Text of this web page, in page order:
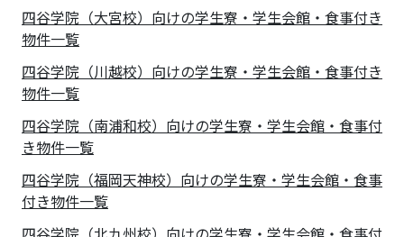
四谷学院（大宮校）向けの学生寮・学生会館・食事付き
物件一覧
四谷学院（川越校）向けの学生寮・学生会館・食事付き
物件一覧
四谷学院（南浦和校）向けの学生寮・学生会館・食事付
き物件一覧
四谷学院（福岡天神校）向けの学生寮・学生会館・食事
付き物件一覧